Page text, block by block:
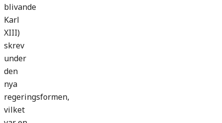
blivande
Karl
XIII)
skrev
under
den
nya
regeringsformen,
vilket